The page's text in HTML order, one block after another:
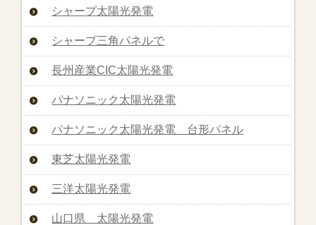
シャープ太陽光発電
シャープ三角パネルで
長州産業CIC太陽光発電
パナソニック太陽光発電
パナソニック太陽光発電 台形パネル
東芝太陽光発電
三洋太陽光発電
山口県 太陽光発電